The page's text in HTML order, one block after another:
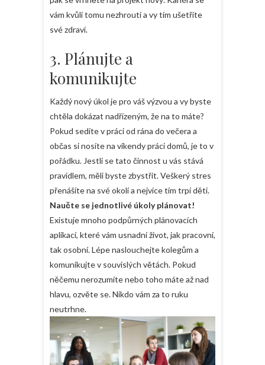
vám kvůli tomu nezhroutí a vy tím ušetříte
své zdraví.
3. Plánujte a
komunikujte
Každý nový úkol je pro váš výzvou a vy byste
chtěla dokázat nadřízeným, že na to máte?
Pokud sedíte v práci od rána do večera a
občas si nosíte na víkendy práci domů, je to v
pořádku. Jestli se tato činnost u vás stává
pravidlem, měli byste zbystřit. Veškerý stres
přenášíte na své okolí a nejvíce tím trpí děti.
Naučte se jednotlivé úkoly plánovat!
Existuje mnoho podpůrných plánovacích
aplikací, které vám usnadní život, jak pracovní,
tak osobní. Lépe naslouchejte kolegům a
komunikujte v souvislých větách. Pokud
něčemu nerozumíte nebo toho máte až nad
hlavu, ozvěte se. Nikdo vám za to ruku
neutrhne.